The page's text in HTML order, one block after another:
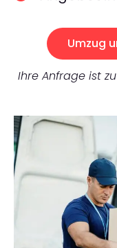
Umzug
Ihre Anfrage ist